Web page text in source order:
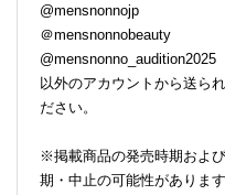
@mensnonnojp
＠mensnonnobeauty
@mensnonno_audition2025
以外のアカウントから送ら
ださい。
※掲載商品の発売時期およ
期・中止の可能性がありま